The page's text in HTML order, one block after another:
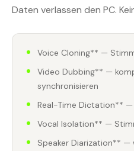
Daten verlassen den PC.
Voice Cloning** —
Video Dubbing** —
synchronisieren
Real-Time Dictation**
Vocal Isolation** —
Speaker Diarization** —